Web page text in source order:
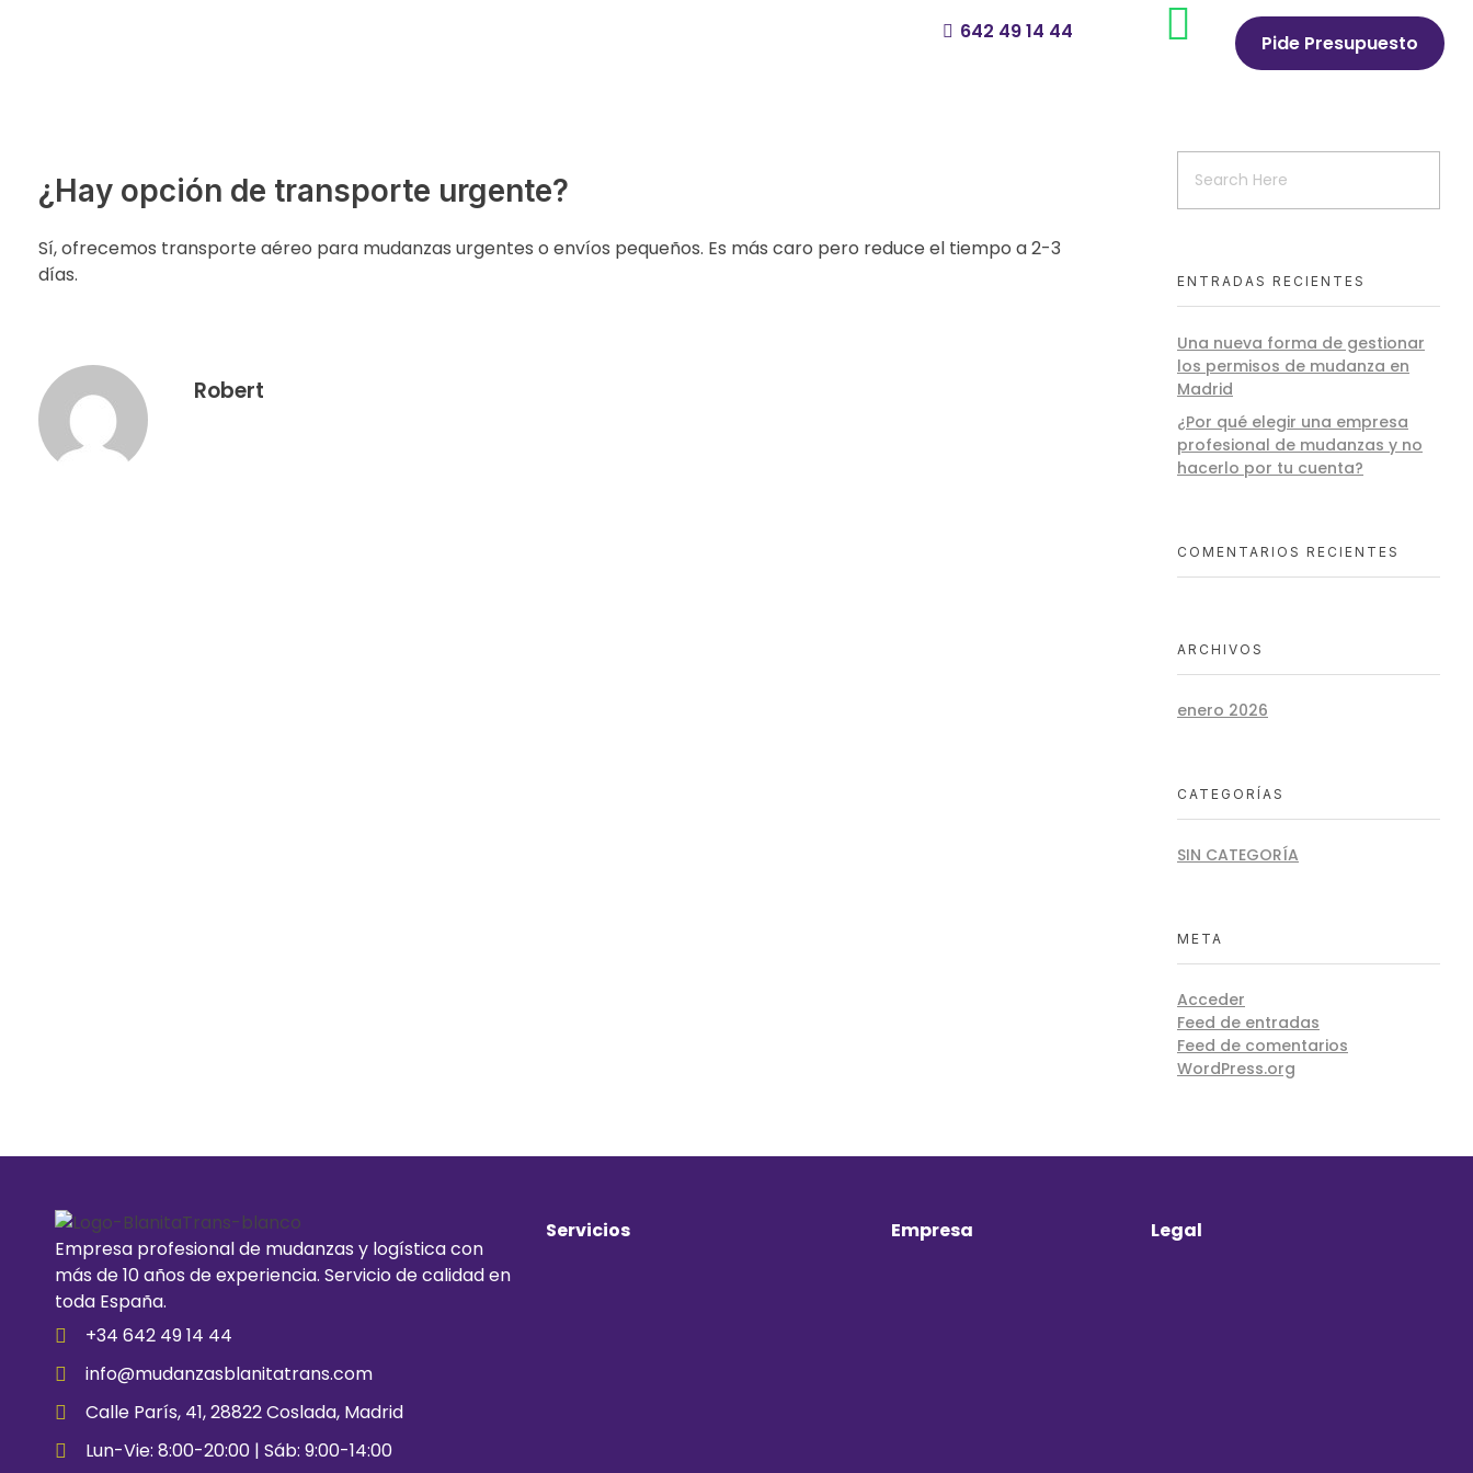
642 49 14 44 Pide Presupuesto
¿Hay opción de transporte urgente?
Sí, ofrecemos transporte aéreo para mudanzas urgentes o envíos pequeños. Es más caro pero reduce el tiempo a 2-3
días.
Robert
ENTRADAS RECIENTES
Una nueva forma de gestionar
los permisos de mudanza en
Madrid
¿Por qué elegir una empresa
profesional de mudanzas y no
hacerlo por tu cuenta?
COMENTARIOS RECIENTES
ARCHIVOS
enero 2026
CATEGORÍAS
SIN CATEGORÍA
META
Acceder
Feed de entradas
Feed de comentarios
WordPress.org
Empresa profesional de mudanzas y logística con
más de 10 años de experiencia. Servicio de calidad en
toda España.
+34 642 49 14 44
info@mudanzasblanitatrans.com
Calle París, 41, 28822 Coslada, Madrid
Lun-Vie: 8:00-20:00 | Sáb: 9:00-14:00
Servicios Empresa Legal